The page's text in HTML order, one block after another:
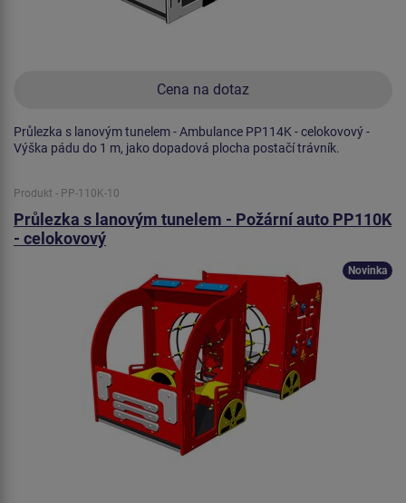
Cena na dotaz
Průlezka s lanovým tunelem - Ambulance PP114K - celokovový -
Výška pádu do 1 m, jako dopadová plocha postačí trávník.
Produkt - PP-110K-10
Průlezka s lanovým tunelem - Požární auto PP110K
- celokovový
Novinka